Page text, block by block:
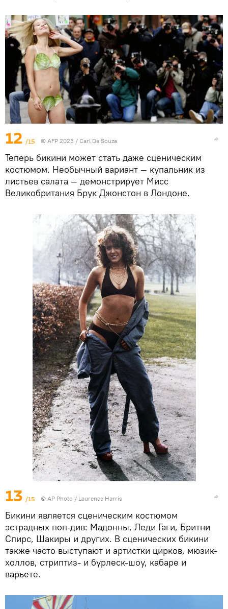
12 /15 © AFP 2023 / Carl De Souza
Теперь бикини может стать даже сценическим
костюмом. Необычный вариант — купальник из
листьев салата — демонстрирует Мисс
Великобритания Брук Джонстон в Лондоне.
13 /15 © AP Photo / Laurence Harris
Бикини является сценическим костюмом
эстрадных поп-див: Мадонны, Леди Гаги, Бритни
Спирс, Шакиры и других. В сценических бикини
также часто выступают и артистки цирков, мюзик-
холлов, стриптиз- и бурлеск-шоу, кабаре и
варьете.